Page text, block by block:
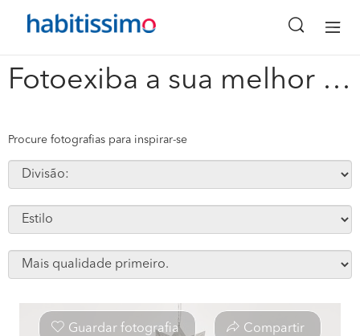
Fotoexiba a sua melhor aquisicao #69662
x
Procure fotografias para inspirar-se
Guardar fotografia Compartir